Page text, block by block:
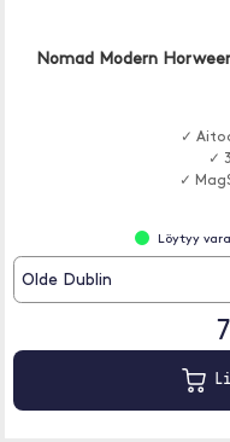
Nomad Modern
✓
✓
✓
Löytyy
Olde Dublin